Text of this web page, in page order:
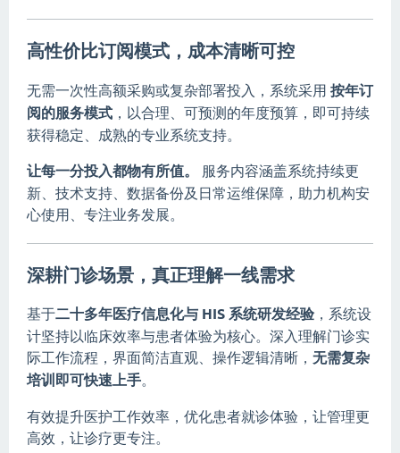
高性价比订阅模式，成本清晰可控
无需一次性高额采购或复杂部署投入，系统采用 按年订
阅的服务模式 ，以合理、可预测的年度预算，即可持续
获得稳定、成熟的专业系统支持。
让每一分投入都物有所值。
服务内容涵盖系统持续更
新、技术支持、数据备份及日常运维保障，助力机构安
心使用、专注业务发展。
深耕门诊场景，真正理解一线需求
基于二十多年医疗信息化与 HIS 系统研发经验 ，系统设
计坚持以临床效率与患者体验为核心。深入理解门诊实
际工作流程，界面简洁直观、操作逻辑清晰， 无需复杂
培训即可快速上手。
有效提升医护工作效率，优化患者就诊体验，让管理更
高效，让诊疗更专注。